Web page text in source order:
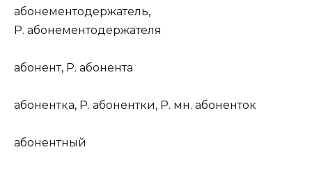
абонементодержатель,
Р. абонементодержателя
абонент, Р. абонента
абонентка, Р. абонентки, Р. мн. абоненток
абонентный